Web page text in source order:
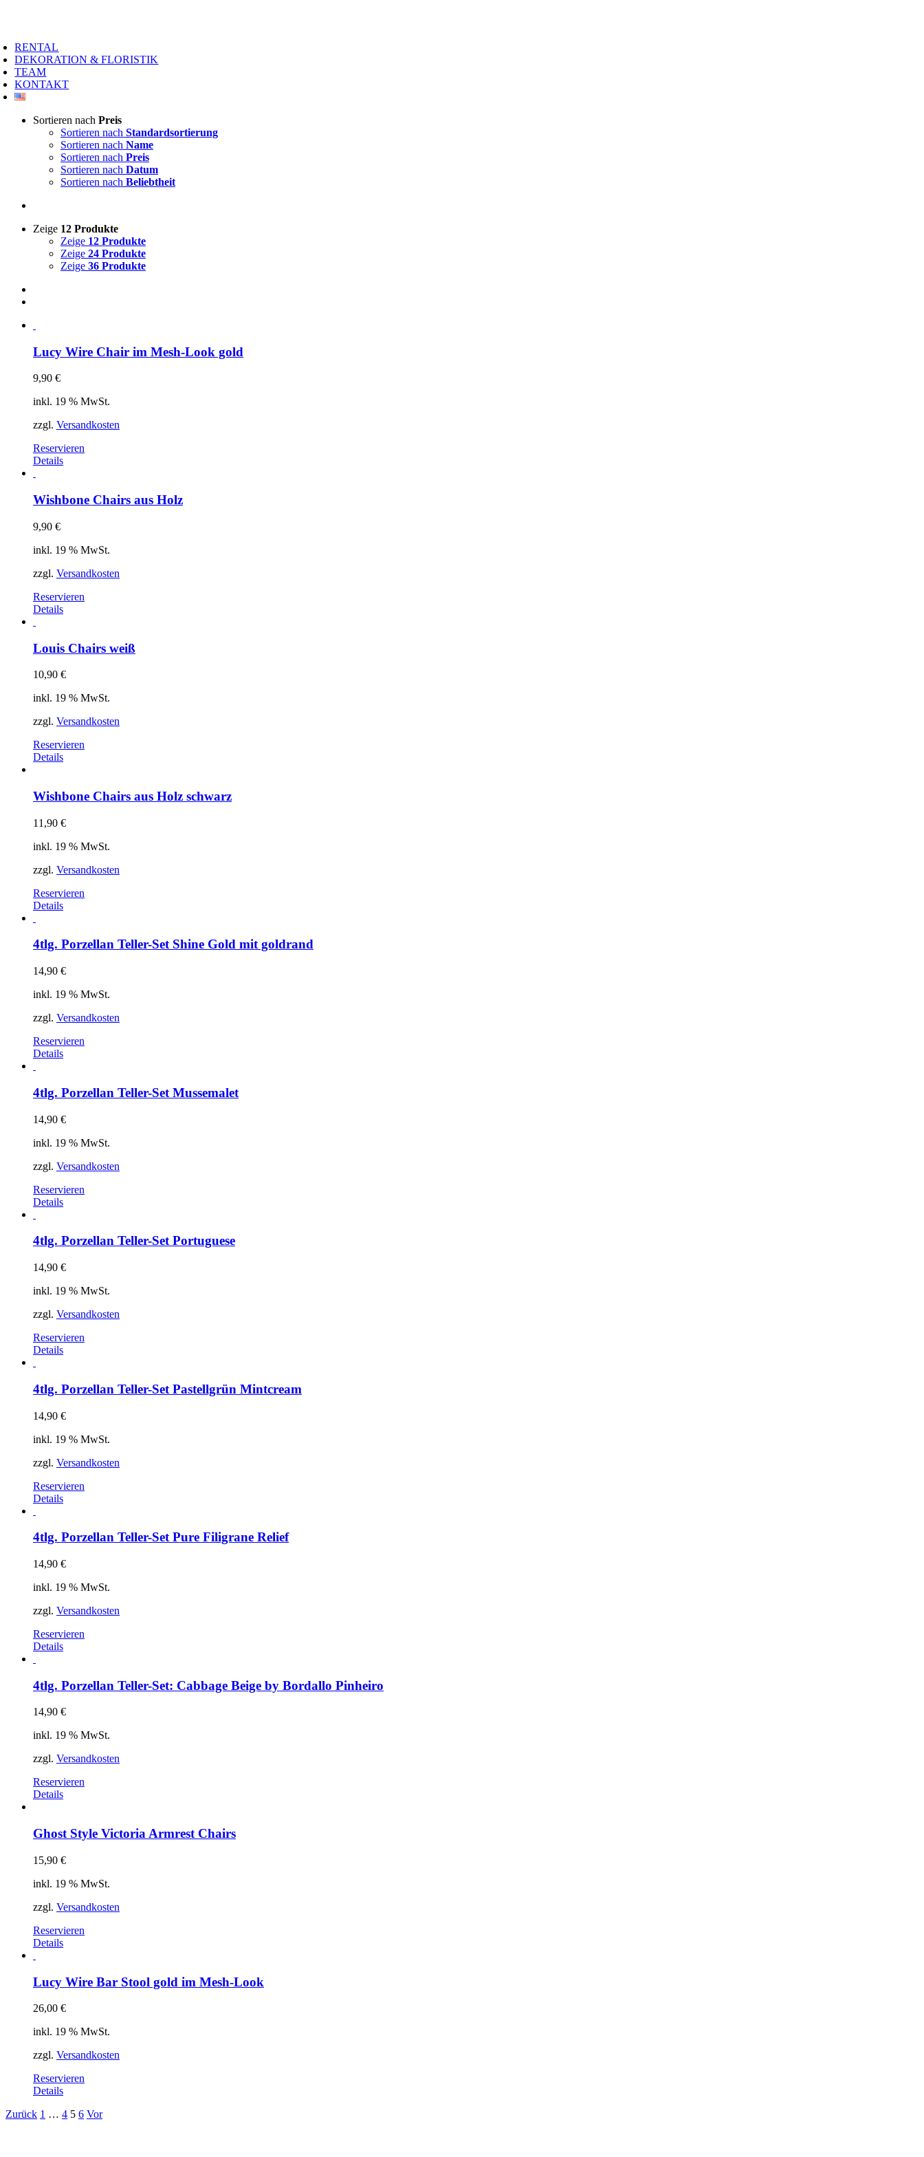
RENTAL
DEKORATION & FLORISTIK
TEAM
KONTAKT
Sortieren nach Preis
Sortieren nach Standardsortierung
Sortieren nach Name
Sortieren nach Preis
Sortieren nach Datum
Sortieren nach Beliebtheit
Zeige 12 Produkte
Zeige 12 Produkte
Zeige 24 Produkte
Zeige 36 Produkte
Lucy Wire Chair im Mesh-Look gold
9,90 €
inkl. 19 % MwSt.
zzgl. Versandkosten
Reservieren
Details
Wishbone Chairs aus Holz
9,90 €
inkl. 19 % MwSt.
zzgl. Versandkosten
Reservieren
Details
Louis Chairs weiß
10,90 €
inkl. 19 % MwSt.
zzgl. Versandkosten
Reservieren
Details
Wishbone Chairs aus Holz schwarz
11,90 €
inkl. 19 % MwSt.
zzgl. Versandkosten
Reservieren
Details
4tlg. Porzellan Teller-Set Shine Gold mit goldrand
14,90 €
inkl. 19 % MwSt.
zzgl. Versandkosten
Reservieren
Details
4tlg. Porzellan Teller-Set Mussemalet
14,90 €
inkl. 19 % MwSt.
zzgl. Versandkosten
Reservieren
Details
4tlg. Porzellan Teller-Set Portuguese
14,90 €
inkl. 19 % MwSt.
zzgl. Versandkosten
Reservieren
Details
4tlg. Porzellan Teller-Set Pastellgrün Mintcream
14,90 €
inkl. 19 % MwSt.
zzgl. Versandkosten
Reservieren
Details
4tlg. Porzellan Teller-Set Pure Filigrane Relief
14,90 €
inkl. 19 % MwSt.
zzgl. Versandkosten
Reservieren
Details
4tlg. Porzellan Teller-Set: Cabbage Beige by Bordallo Pinheiro
14,90 €
inkl. 19 % MwSt.
zzgl. Versandkosten
Reservieren
Details
Ghost Style Victoria Armrest Chairs
15,90 €
inkl. 19 % MwSt.
zzgl. Versandkosten
Reservieren
Details
Lucy Wire Bar Stool gold im Mesh-Look
26,00 €
inkl. 19 % MwSt.
zzgl. Versandkosten
Reservieren
Details
Zurück 1 … 4 5 6 Vor